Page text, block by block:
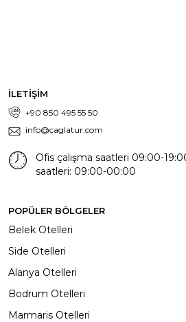
İLETİŞİM
+90 850 495 55 50
info@caglatur.com
Ofis çalışma saatleri 09:00-
saatleri: 09:00-00:00
POPÜLER BÖLGELER
Belek Otelleri
Side Otelleri
Alanya Otelleri
Bodrum Otelleri
Marmaris Otelleri